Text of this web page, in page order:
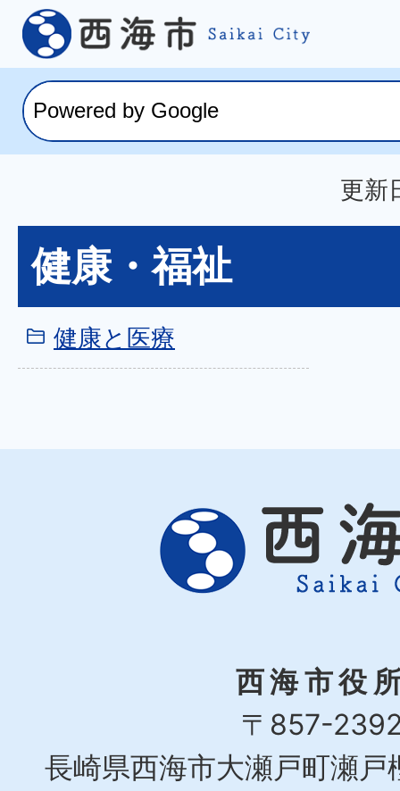
更新
健康・福祉
健康と医療
西海市役
〒857-
長崎県西海市大瀬戸町瀬